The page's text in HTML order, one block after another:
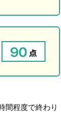
90 点
間程度で終わり